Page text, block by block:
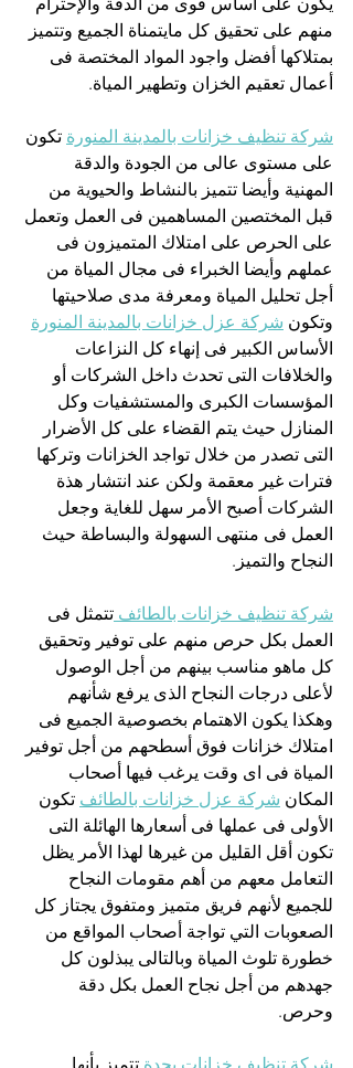
منهم على تحقيق كل مايتمناة الجميع وتتميز
بمتلاكها أفضل واجود المواد المختصة فى
أعمال تعقيم الخزان وتطهير المياة.
شركة تنظيف خزانات بالمدينة المنورة تكون
على مستوى عالى من الجودة والدقة
المهنية وأيضا تتميز بالنشاط والحيوية من
قبل المختصين المساهمين فى العمل وتعمل
على الحرص على امتلاك المتميزون فى
عملهم وأيضا الخبراء فى مجال المياة من
أجل تحليل المياة ومعرفة مدى صلاحيتها
وتكون شركة عزل خزانات بالمدينة المنورة
الأساس الكبير فى إنهاء كل النزاعات
والخلافات التى تحدث داخل الشركات أو
المؤسسات الكبرى والمستشفيات وكل
المنازل حيث يتم القضاء على كل الأضرار
التى تصدر من خلال تواجد الخزانات وتركها
فترات غير معقمة ولكن عند انتشار هذة
الشركات أصبح الأمر سهل للغاية وجعل
العمل فى منتهى السهولة والبساطة حيث
النجاح والتميز.
شركة تنظيف خزانات بالطائف تتمثل فى
العمل بكل حرص منهم على توفير وتحقيق
كل ماهو مناسب بينهم من أجل الوصول
لأعلى درجات النجاح الذى يرفع شأنهم
وهكذا يكون الاهتمام بخصوصية الجميع فى
امتلاك خزانات فوق أسطحهم من أجل توفير
المياة فى اى وقت يرغب فيها أصحاب
المكان شركة عزل خزانات بالطائف تكون
الأولى فى عملها فى أسعارها الهائلة التى
تكون أقل القليل من غيرها لهذا الأمر يظل
التعامل معهم من أهم مقومات النجاح
للجميع لأنهم فريق متميز ومتفوق يجتاز كل
الصعوبات التي تواجة أصحاب المواقع من
خطورة تلوث المياة وبالتالى يبذلون كل
جهدهم من أجل نجاح العمل بكل دقة
وحرص.